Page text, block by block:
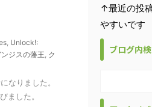
, Unlock!:
ンジスの藩王, ク
なりました。
びました。
↑最近の投
やすいです
ブログ内